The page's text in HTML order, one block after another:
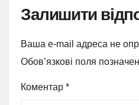
Залишити
Ваша e-mail адреса не
Обов’язкові поля
Коментар *